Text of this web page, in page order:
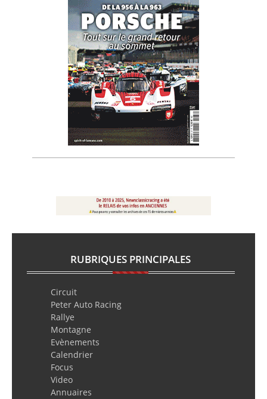
RUBRIQUES PRINCIPALES
Circuit
Peter Auto Racing
Rallye
Montagne
Evènements
Calendrier
Focus
Video
Annuaires